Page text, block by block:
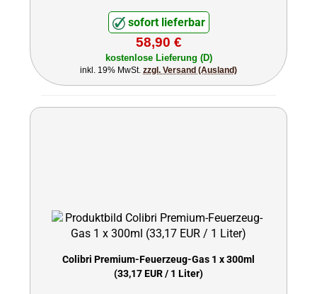
sofort lieferbar
58,90 €
kostenlose Lieferung (D)
inkl. 19% MwSt. zzgl. Versand (Ausland)
Colibri Premium-Feuerzeug-Gas 1 x 300ml
(33,17 EUR / 1 Liter)